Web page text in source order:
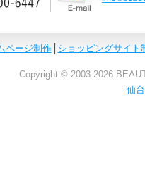
ページ制作│ ショッピングサイト
Copyright © 2003-2026
仙